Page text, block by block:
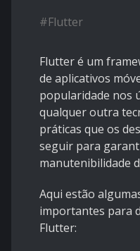
#Flutter
Flutter é um
de aplicativos
popularidade nos
qualquer outra
práticas que os
seguir para
manutenibilidade
Aqui estão
importantes para
Flutter: